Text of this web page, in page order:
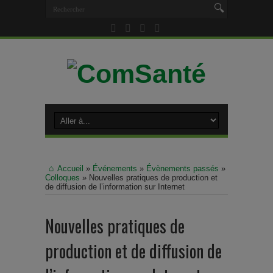
Accueil » Événements » Évènements passés »
Colloques » Nouvelles pratiques de production et
de diffusion de l’information sur Internet
Nouvelles pratiques de
production et de diffusion de